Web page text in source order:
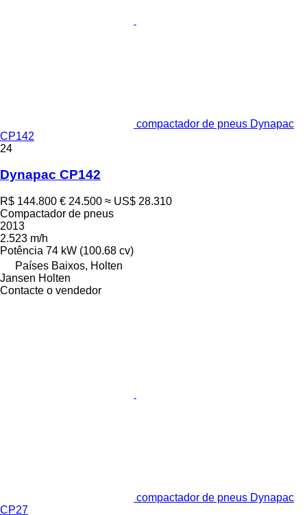
compactador de pneus Dynapac
CP142
24
Dynapac CP142
R$ 144.800 € 24.500 ≈ US$ 28.310
Compactador de pneus
2013
2.523 m/h
Potência 74 kW (100.68 cv)
Países Baixos, Holten
Jansen Holten
Contacte o vendedor
compactador de pneus Dynapac
CP27